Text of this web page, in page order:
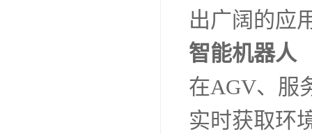
出广阔的应
智能机器人
在AGV、服
实时获取环